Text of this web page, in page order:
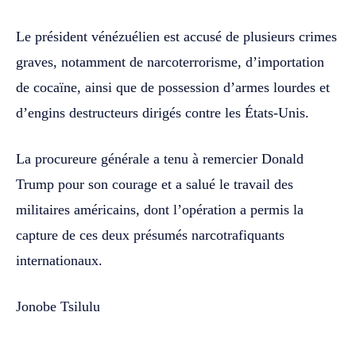
Le président vénézuélien est accusé de plusieurs crimes
graves, notamment de narcoterrorisme, d’importation
de cocaïne, ainsi que de possession d’armes lourdes et
d’engins destructeurs dirigés contre les États-Unis.
La procureure générale a tenu à remercier Donald
Trump pour son courage et a salué le travail des
militaires américains, dont l’opération a permis la
capture de ces deux présumés narcotrafiquants
internationaux.
Jonobe Tsilulu